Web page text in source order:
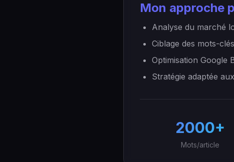
Mon approche
Analyse du marché
Ciblage des mots-
Optimisation Google
Stratégie adaptée
2000+
Mots/article